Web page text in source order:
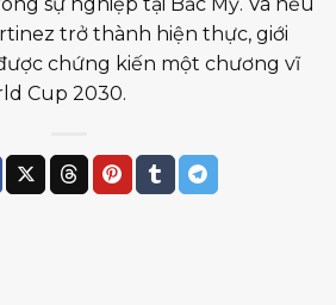
trở thành hiện thực, giới
chứng kiến một chương vĩ
Cup 2030.